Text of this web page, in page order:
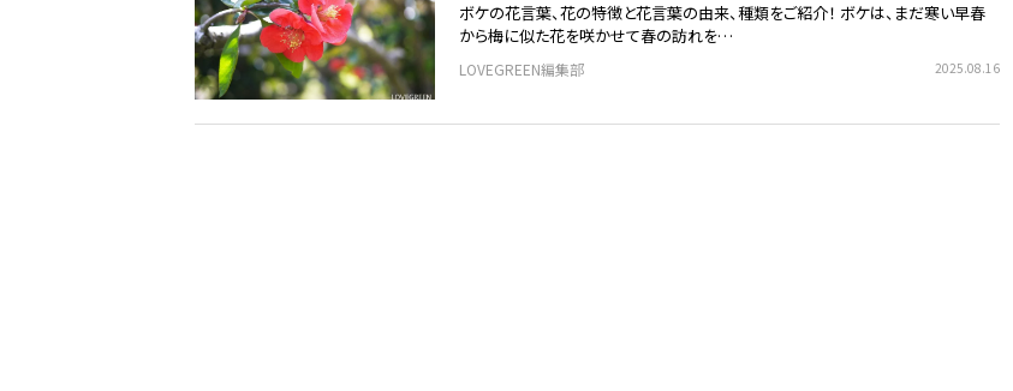
ボケの花言葉、花の特徴と花言葉の由来、種類をご紹介！ ボケは、まだ寒い早春
から梅に似た花を咲かせて春の訪れを…
LOVEGREEN編集部 2025.08.16